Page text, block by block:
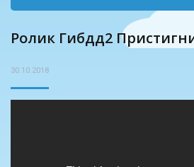
Ролик Гибдд2
30.10.2018